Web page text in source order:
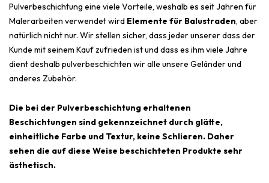
Pulverbeschichtung eine viele Vorteile, weshalb es seit Jahren für
Malerarbeiten verwendet wird Elemente für Balustraden, aber
natürlich nicht nur. Wir stellen sicher, dass jeder unserer dass der
Kunde mit seinem Kauf zufrieden ist und dass es ihm viele Jahre
dient deshalb pulverbeschichten wir alle unsere Geländerund
anderes Zubehör.
Die bei der Pulverbeschichtung erhaltenen
Beschichtungen sind gekennzeichnet durch glätte,
einheitliche Farbe und Textur, keine Schlieren. Daher
sehen die auf diese Weise beschichteten Produkte sehr
ästhetisch.